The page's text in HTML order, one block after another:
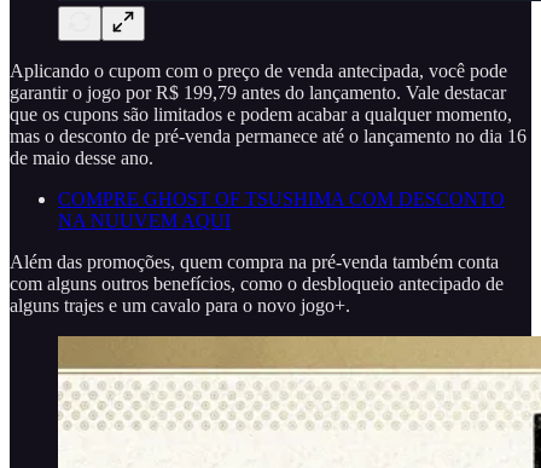
Aplicando o cupom com o preço de venda antecipada, você pode
garantir o jogo por R$ 199,79 antes do lançamento. Vale destacar
que os cupons são limitados e podem acabar a qualquer momento,
mas o desconto de pré-venda permanece até o lançamento no dia 16
de maio desse ano.
COMPRE GHOST OF TSUSHIMA COM DESCONTO
NA NUUVEM AQUI
Além das promoções, quem compra na pré-venda também conta
com alguns outros benefícios, como o desbloqueio antecipado de
alguns trajes e um cavalo para o novo jogo+.